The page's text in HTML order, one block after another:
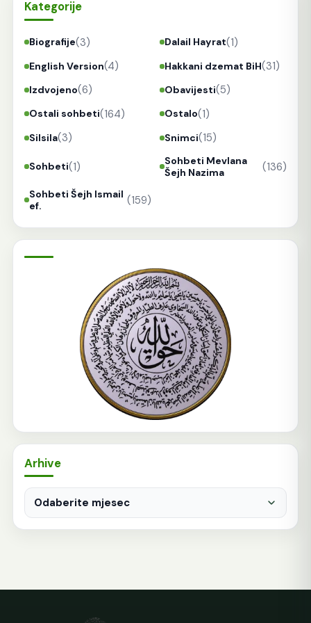
Kategorije
Biografije(3) Dalail Hayrat(1)
English Version(4) Hakkani dzemat BiH(31)
Izdvojeno(6) Obavijesti(5)
Ostali sohbeti(164) Ostalo(1)
Silsila(3) Snimci(15)
Sohbeti(1)
Sohbeti Mevlana
Šejh Nazima
(136)
Sohbeti Šejh Ismail
ef.
(159)
Arhive
Arhive